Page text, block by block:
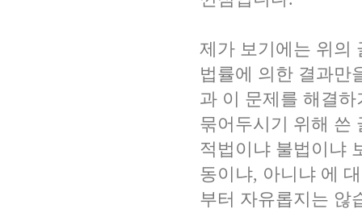
제가 보기에는 위의
법률에 의한 결과만
과 이 문제를 해결
묶어두시기 위해 쓴
적법이냐 불법이냐
동이냐, 아니냐 에
부터 자유롭지는 않